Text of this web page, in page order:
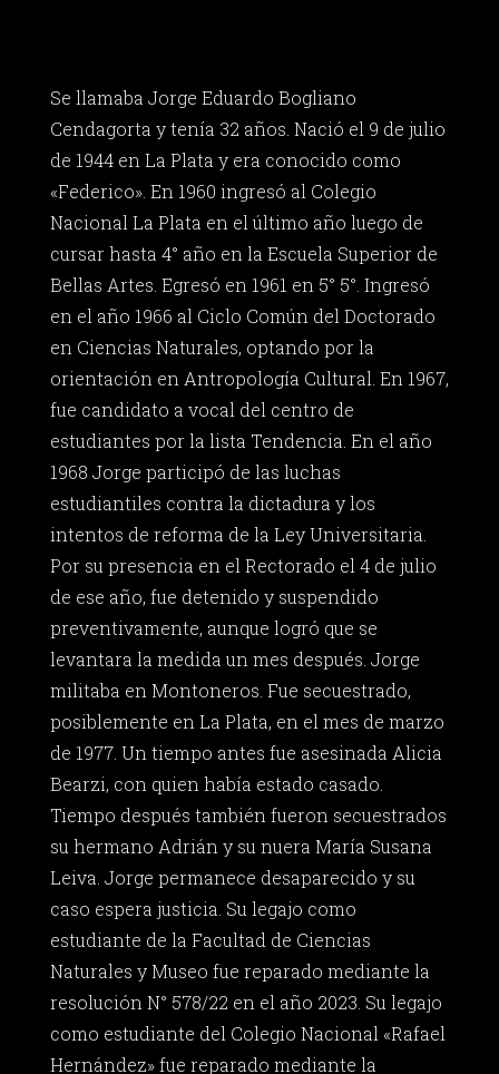
Se llamaba Jorge Eduardo Bogliano
Cendagorta y tenía 32 años. Nació el 9 de julio
de 1944 en La Plata y era conocido como
«Federico». En 1960 ingresó al Colegio
Nacional La Plata en el último año luego de
cursar hasta 4° año en la Escuela Superior de
Bellas Artes. Egresó en 1961 en 5° 5°. Ingresó
en el año 1966 al Ciclo Común del Doctorado
en Ciencias Naturales, optando por la
orientación en Antropología Cultural. En 1967,
fue candidato a vocal del centro de
estudiantes por la lista Tendencia. En el año
1968 Jorge participó de las luchas
estudiantiles contra la dictadura y los
intentos de reforma de la Ley Universitaria.
Por su presencia en el Rectorado el 4 de julio
de ese año, fue detenido y suspendido
preventivamente, aunque logró que se
levantara la medida un mes después. Jorge
militaba en Montoneros. Fue secuestrado,
posiblemente en La Plata, en el mes de marzo
de 1977. Un tiempo antes fue asesinada Alicia
Bearzi, con quien había estado casado.
Tiempo después también fueron secuestrados
su hermano Adrián y su nuera María Susana
Leiva. Jorge permanece desaparecido y su
caso espera justicia. Su legajo como
estudiante de la Facultad de Ciencias
Naturales y Museo fue reparado mediante la
resolución N° 578/22 en el año 2023. Su legajo
como estudiante del Colegio Nacional «Rafael
Hernández» fue reparado mediante la